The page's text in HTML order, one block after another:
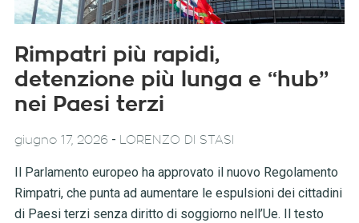
Rimpatri più rapidi,
detenzione più lunga e “hub”
nei Paesi terzi
giugno 17, 2026- LORENZO DI STASI
Il Parlamento europeo ha approvato il nuovo Regolamento
Rimpatri, che punta ad aumentare le espulsioni dei cittadini
di Paesi terzi senza diritto di soggiorno nell’Ue. Il testo